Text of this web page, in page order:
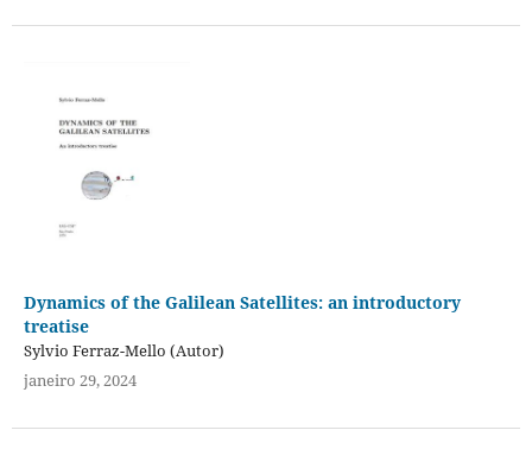
Dynamics of the Galilean Satellites: an introductory
treatise
Sylvio Ferraz-Mello (Autor)
janeiro 29, 2024